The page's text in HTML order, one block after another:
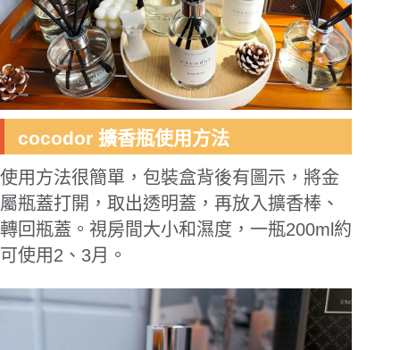
cocodor 擴香瓶使用方法
使用方法很簡單，包裝盒背後有圖示，將金
屬瓶蓋打開，取出透明蓋，再放入擴香棒、
轉回瓶蓋。視房間大小和濕度，一瓶200ml約
可使用2、3月。